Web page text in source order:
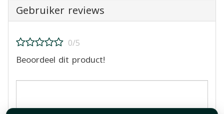
Gebruiker reviews
0/5
Beoordeel dit product!